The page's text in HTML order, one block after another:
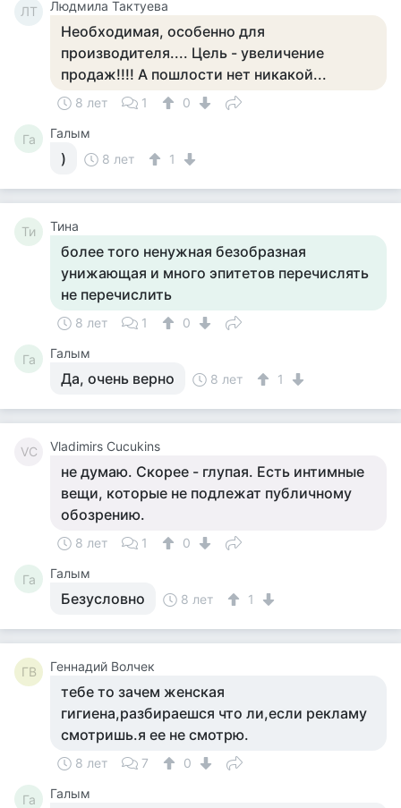
ЛТ Людмила Тактуева
Необходимая, особенно для
производителя.... Цель - увеличение
продаж!!!! А пошлости нет никакой...
8 лет 1 0
Га Галым
) 8 лет 1
Ти Тина
более того ненужная безобразная
унижающая и много эпитетов перечислять
не перечислить
8 лет 1 0
Га Галым
Да, очень верно 8 лет 1
VC Vladimirs Cucukins
не думаю. Скорее - глупая. Есть интимные
вещи, которые не подлежат публичному
обозрению.
8 лет 1 0
Га Галым
Безусловно 8 лет 1
ГВ Геннадий Волчек
тебе то зачем женская
гигиена,разбираешся что ли,если рекламу
смотришь.я ее не смотрю.
8 лет 7 0
Га Галым